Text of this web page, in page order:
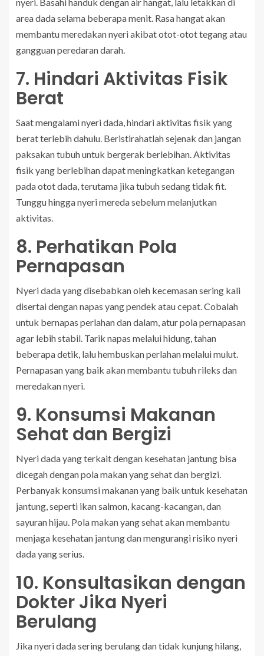
area dada selama beberapa menit. Rasa hangat akan
membantu meredakan nyeri akibat otot-otot tegang atau
gangguan peredaran darah.
7. Hindari Aktivitas Fisik
Berat
Saat mengalami nyeri dada, hindari aktivitas fisik yang
berat terlebih dahulu. Beristirahatlah sejenak dan jangan
paksakan tubuh untuk bergerak berlebihan. Aktivitas
fisik yang berlebihan dapat meningkatkan ketegangan
pada otot dada, terutama jika tubuh sedang tidak fit.
Tunggu hingga nyeri mereda sebelum melanjutkan
aktivitas.
8. Perhatikan Pola
Pernapasan
Nyeri dada yang disebabkan oleh kecemasan sering kali
disertai dengan napas yang pendek atau cepat. Cobalah
untuk bernapas perlahan dan dalam, atur pola pernapasan
agar lebih stabil. Tarik napas melalui hidung, tahan
beberapa detik, lalu hembuskan perlahan melalui mulut.
Pernapasan yang baik akan membantu tubuh rileks dan
meredakan nyeri.
9. Konsumsi Makanan
Sehat dan Bergizi
Nyeri dada yang terkait dengan kesehatan jantung bisa
dicegah dengan pola makan yang sehat dan bergizi.
Perbanyak konsumsi makanan yang baik untuk kesehatan
jantung, seperti ikan salmon, kacang-kacangan, dan
sayuran hijau. Pola makan yang sehat akan membantu
menjaga kesehatan jantung dan mengurangi risiko nyeri
dada yang serius.
10. Konsultasikan dengan
Dokter Jika Nyeri
Berulang
Jika nyeri dada sering berulang dan tidak kunjung hilang,